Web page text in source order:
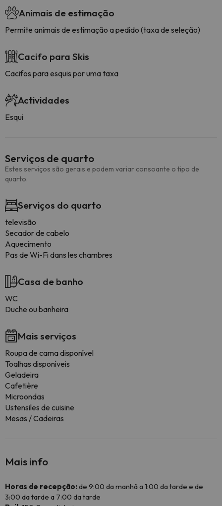
Animais de estimação
Permite animais de estimação a pedido (taxa de seleção)
Cacifo para Skis
Cacifos para esquis por uma taxa
Actividades
Esqui
Serviços de quarto
Estes serviços são gerais e podem variar consoante o tipo de
quarto.
Serviços do quarto
televisão
Secador de cabelo
Aquecimento
Pas de Wi-Fi dans les chambres
Casa de banho
WC
Duche ou banheira
Mais serviços
Roupa de cama disponível
Toalhas disponíveis
Geladeira
Cafetière
Microondas
Ustensiles de cuisine
Mesas / Cadeiras
Mais info
Horas de recepção:de 9:00 da manhã a 1:00 da tarde e de
3:00 da tarde a 7:00 da tarde